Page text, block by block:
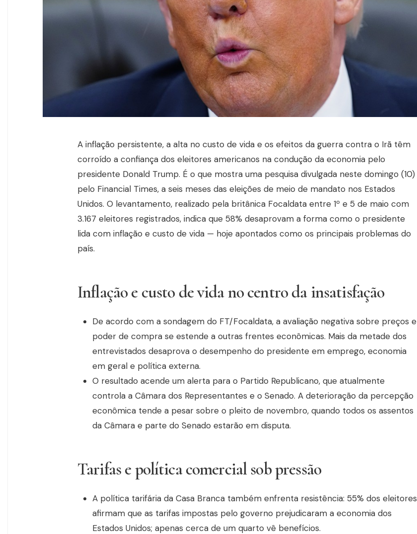
A inflação persistente, a alta no custo de vida e os efeitos da guerra contra o Irã têm
corroído a confiança dos eleitores americanos na condução da economia pelo
presidente Donald Trump. É o que mostra uma pesquisa divulgada neste domingo (10)
pelo Financial Times, a seis meses das eleições de meio de mandato nos Estados
Unidos. O levantamento, realizado pela britânica Focaldata entre 1º e 5 de maio com
3.167 eleitores registrados, indica que 58% desaprovam a forma como o presidente
lida com inflação e custo de vida — hoje apontados como os principais problemas do
país.
Inflação e custo de vida no centro da insatisfação
De acordo com a sondagem do FT/Focaldata, a avaliação negativa sobre preços e
poder de compra se estende a outras frentes econômicas. Mais da metade dos
entrevistados desaprova o desempenho do presidente em emprego, economia
em geral e política externa.
O resultado acende um alerta para o Partido Republicano, que atualmente
controla a Câmara dos Representantes e o Senado. A deterioração da percepção
econômica tende a pesar sobre o pleito de novembro, quando todos os assentos
da Câmara e parte do Senado estarão em disputa.
Tarifas e política comercial sob pressão
A política tarifária da Casa Branca também enfrenta resistência: 55% dos eleitores
afirmam que as tarifas impostas pelo governo prejudicaram a economia dos
Estados Unidos; apenas cerca de um quarto vê benefícios.